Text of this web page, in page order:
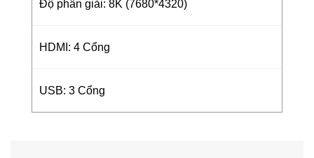
Độ phân giải: 8K (7680*4320)
HDMI: 4 Cổng
USB: 3 Cổng